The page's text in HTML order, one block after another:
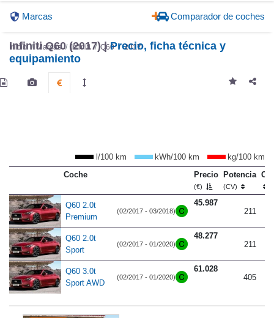
Marcas Comparador de coches
Inicio Marcas Infiniti Q60 2017
Infiniti Q60 (2017) |Precio, ficha técnica y
equipamiento
l/100 km kWh/100 km
kg/100 km
Coche
Precio
(€)
Potencia
(CV)
Q60 2.0t
Premium
(02/2017 - 03/2018)
45.987
211
Q60 2.0t
Sport
(02/2017 - 01/2020)
48.277
211
Q60 3.0t
Sport AWD
(02/2017 - 01/2020)
61.028
405